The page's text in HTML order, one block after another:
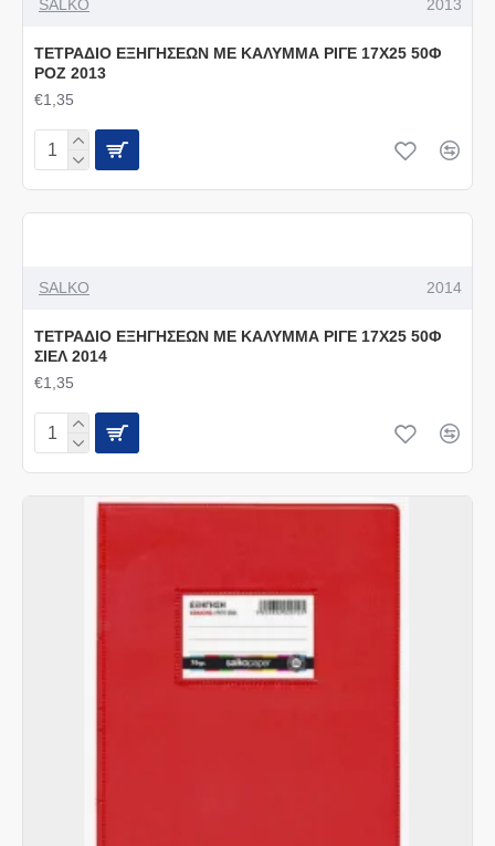
SALKO 2013
ΤΕΤΡΑΔΙΟ ΕΞΗΓΗΣΕΩΝ ΜΕ ΚΑΛΥΜΜΑ ΡΙΓΕ 17Χ25 50Φ
ΡΟΖ 2013
€1,35
SALKO 2014
ΤΕΤΡΑΔΙΟ ΕΞΗΓΗΣΕΩΝ ΜΕ ΚΑΛΥΜΜΑ ΡΙΓΕ 17Χ25 50Φ
ΣΙΕΛ 2014
€1,35